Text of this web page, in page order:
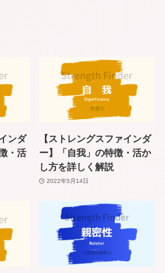
ンダ
・活
【ストレングスファインダ
ー】「自我」の特徴・活か
し方を詳しく解説
2022年5月14日